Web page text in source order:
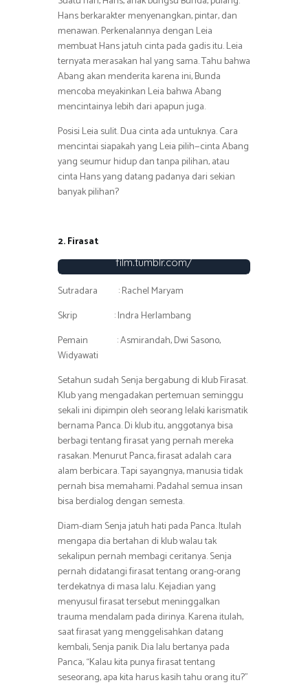
Hans berkarakter menyenangkan, pintar, dan
menawan. Perkenalannya dengan Leia
membuat Hans jatuh cinta pada gadis itu. Leia
ternyata merasakan hal yang sama. Tahu bahwa
Abang akan menderita karena ini, Bunda
mencoba meyakinkan Leia bahwa Abang
mencintainya lebih dari apapun juga.
Posisi Leia sulit. Dua cinta ada untuknya. Cara
mencintai siapakah yang Leia pilih—cinta Abang
yang seumur hidup dan tanpa pilihan, atau
cinta Hans yang datang padanya dari sekian
banyak pilihan?
2. Firasat
film.tumblr.com/
Sutradara : Rachel Maryam
Skrip : Indra Herlambang
Pemain : Asmirandah, Dwi Sasono,
Widyawati
Setahun sudah Senja bergabung di klub Firasat.
Klub yang mengadakan pertemuan seminggu
sekali ini dipimpin oleh seorang lelaki karismatik
bernama Panca. Di klub itu, anggotanya bisa
berbagi tentang firasat yang pernah mereka
rasakan. Menurut Panca, firasat adalah cara
alam berbicara. Tapi sayangnya, manusia tidak
pernah bisa memahami. Padahal semua insan
bisa berdialog dengan semesta.
Diam-diam Senja jatuh hati pada Panca. Itulah
mengapa dia bertahan di klub walau tak
sekalipun pernah membagi ceritanya. Senja
pernah didatangi firasat tentang orang-orang
terdekatnya di masa lalu. Kejadian yang
menyusul firasat tersebut meninggalkan
trauma mendalam pada dirinya. Karena itulah,
saat firasat yang menggelisahkan datang
kembali, Senja panik. Dia lalu bertanya pada
Panca, “Kalau kita punya firasat tentang
seseorang, apa kita harus kasih tahu orang itu?”